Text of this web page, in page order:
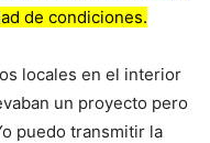
de condiciones.
locales en el interior
un proyecto pero
puedo transmitir la